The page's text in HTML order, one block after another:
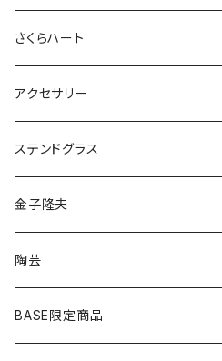
さくらハート
ペンダント
ゴールド
シルバー
ピアス
ゴールド
シルバー
アクセサリー
ネックレス
ピアス
イヤリング
ヘアゴム
ステンドグラス
アクセサリー
イヤリング
ピアス
雑貨・小物
金子隆夫
陶芸
BASE限定商品